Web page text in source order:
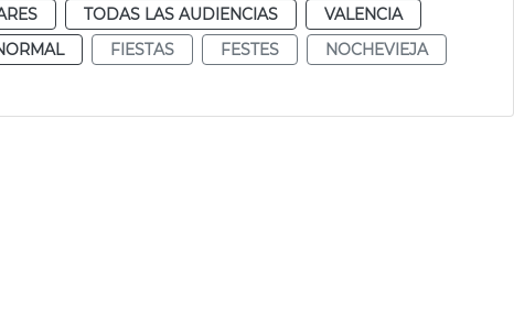
TODAS LAS AUDIENCIAS
VALENCIA
FIESTAS FESTES
NOCHEVIEJA